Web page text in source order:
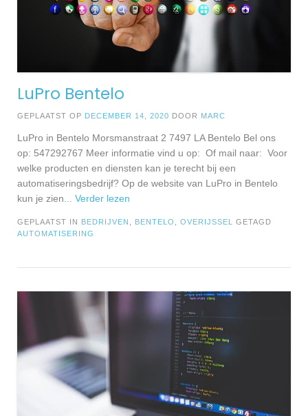
LuPro Bentelo
GEPLAATST OP DECEMBER 14, 2020 DOOR MARC
LuPro in Bentelo Morsmanstraat 2 7497 LA Bentelo Bel ons
op: 547292767 Meer informatie vind u op: Of mail naar: Voor
welke producten en diensten kan je terecht bij een
automatiseringsbedrijf? Op de website van LuPro in Bentelo
kun je zien ... Verder lezen
GEPLAATST IN BEDRIJVEN BENTELO OVERIJSSEL
GETAGD
AUTOMATISERING